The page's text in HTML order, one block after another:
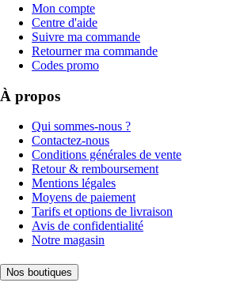
Mon compte
Centre d'aide
Suivre ma commande
Retourner ma commande
Codes promo
À propos
Qui sommes-nous ?
Contactez-nous
Conditions générales de vente
Retour & remboursement
Mentions légales
Moyens de paiement
Tarifs et options de livraison
Avis de confidentialité
Notre magasin
Nos boutiques